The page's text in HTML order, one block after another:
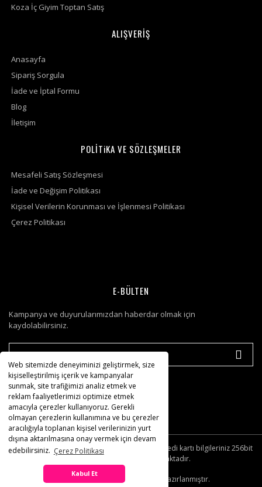
Web sitemizde deneyiminizi geliştirmek, size
kişiselleştirilmiş içerik ve kampanyalar
sunmak, site trafiğimizi analiz etmek ve
reklam faaliyetlerimizi optimize etmek
amacıyla çerezler kullanıyoruz. Gerekli
olmayan çerezlerin kullanımına ve bu çerezler
aracılığıyla toplanan kişisel verilerinizin yurt
dışına aktarılmasına onay vermek için devam
edebilirsiniz. Çerez Politikası
Kabul Et
Koza İç Giyim Toptan Satış
ALIŞVERİŞ
Anasayfa
Sipariş Sorgula
İade ve İptal Formu
Blog
İletişim
POLİTiKA VE SÖZLEŞMELER
Mesafeli Satış Sözleşmesi
İade ve Değişim Politikası
Kişisel Verilerin Korunması ve İşlenmesi Politikası
Çerez Politikası
E-BÜLTEN
Kampanya ve duyurularımızdan haberdar olmak için
kaydolabilirsiniz.
© Tüm hakları saklıdır. Kredi kartı bilgileriniz 256bit
SSL sertifikası ile korunmaktadır.
IdeaSoft ®|E-ticaret Paketleri ile hazırlanmıştır.